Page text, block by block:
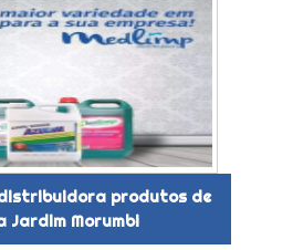
produtos de
Jardim Morumbi